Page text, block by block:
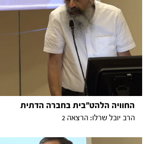
החוויה הלהט"בית בחברה הדתית
הרב יובל שרלו: הרצאה 2